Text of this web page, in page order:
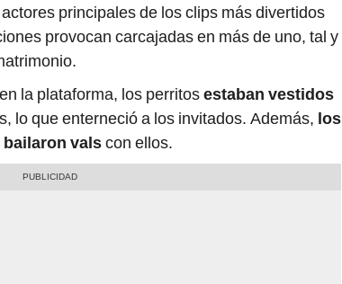
principales de los clips más divertidos
provocan carcajadas en más de uno, tal y
la plataforma, los perritosestaban vestidos
lo que enterneció a los invitados. Además, los
valscon ellos.